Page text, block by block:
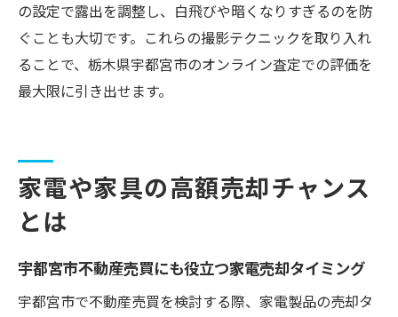
の設定で露出を調整し、白飛びや暗くなりすぎるのを防
ぐことも大切です。これらの撮影テクニックを取り入れ
ることで、栃木県宇都宮市のオンライン査定での評価を
最大限に引き出せます。
家電や家具の高額売却チャンス
とは
宇都宮市不動産売買にも役立つ家電売却タイミング
宇都宮市で不動産売買を検討する際、家電製品の売却タ